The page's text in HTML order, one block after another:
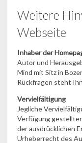
Weitere
Webseite
Inhaber der
Autor und
Mind mit Sitz in
Rückfragen steht
Vervielfältigung
Jegliche
Verfügung
der ausdrücklichen
Urheberrecht des